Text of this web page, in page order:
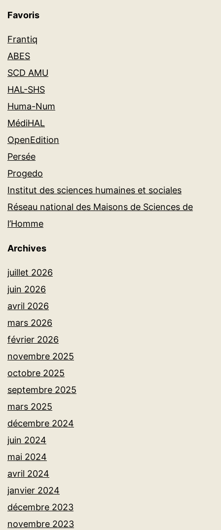
Favoris
Frantiq
ABES
SCD AMU
HAL-SHS
Huma-Num
MédiHAL
OpenEdition
Persée
Progedo
Institut des sciences humaines et sociales
Réseau national des Maisons de Sciences de
l’Homme
Archives
juillet 2026
juin 2026
avril 2026
mars 2026
février 2026
novembre 2025
octobre 2025
septembre 2025
mars 2025
décembre 2024
juin 2024
mai 2024
avril 2024
janvier 2024
décembre 2023
novembre 2023